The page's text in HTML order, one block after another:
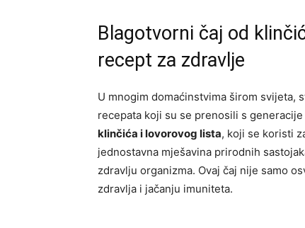
Blagotvorni čaj od
recept za zdravlje
U mnogim domaćinstvima širom svijeta,
recepata koji su se prenosili s
klinčića i lovorovog lista, koji se koristi
jednostavna mješavina prirodnih
zdravlju organizma. Ovaj čaj nije samo
zdravlja i jačanju imuniteta.